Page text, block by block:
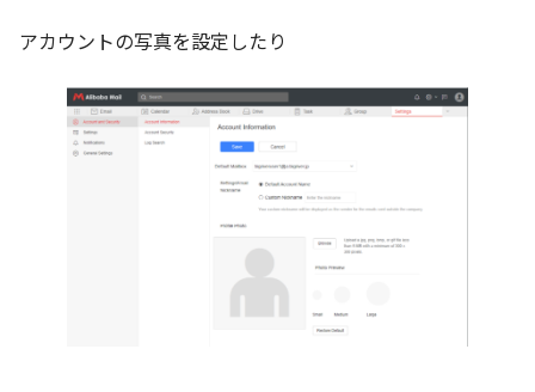
アカウントの写真を設定したり